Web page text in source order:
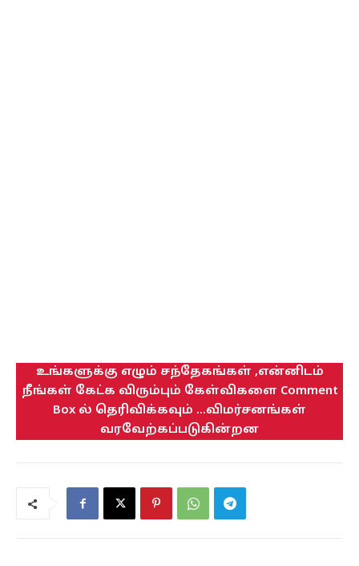
உங்களுக்கு எழும் சந்தேகங்கள் ,என்னிடம்
நீங்கள் கேட்க விரும்பும் கேள்விகளை Comment
Box ல் தெரிவிக்கவும் ...விமர்சனங்கள்
வரவேற்கப்படுகின்றன